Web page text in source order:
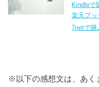
Kindleで
楽天ブッ
7netで購
※以下の感想文は、あく